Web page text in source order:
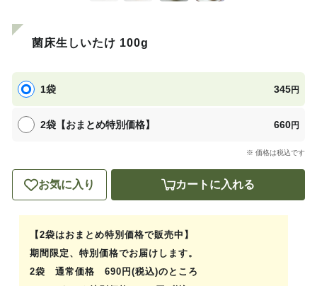
菌床生しいたけ 100g
1袋 345円
2袋【おまとめ特別価格】 660円
※ 価格は税込です
お気に入り カートに入れる
【2袋はおまとめ特別価格で販売中】
期間限定、特別価格でお届けします。
2袋 通常価格 690円(税込)のところ